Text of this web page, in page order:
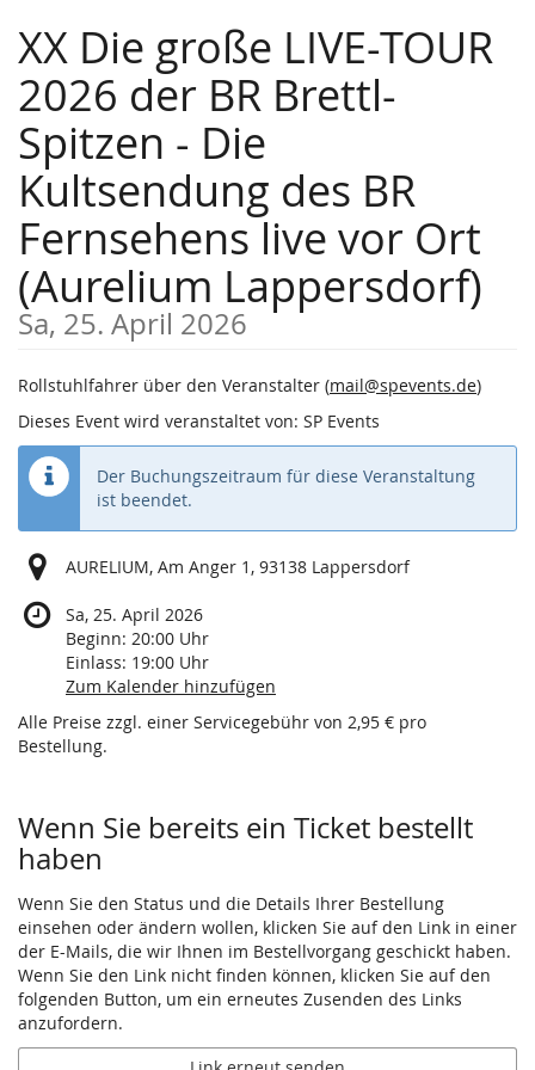
Haupt-
Inhalt
springen
XX Die große LIVE-TOUR
2026 der BR Brettl-
Spitzen - Die
Kultsendung des BR
Fernsehens live vor Ort
(Aurelium Lappersdorf)
Sa, 25. April 2026
Rollstuhlfahrer über den Veranstalter (mail@spevents.de)
Dieses Event wird veranstaltet von: SP Events
Der Buchungszeitraum für diese Veranstaltung
ist beendet.
AURELIUM, Am Anger 1, 93138 Lappersdorf
Sa, 25. April 2026
Beginn: 20:00 Uhr
Einlass: 19:00 Uhr
Zum Kalender hinzufügen
Alle Preise zzgl. einer Servicegebühr von 2,95 € pro
Bestellung.
Wenn Sie bereits ein Ticket bestellt
haben
Wenn Sie den Status und die Details Ihrer Bestellung
einsehen oder ändern wollen, klicken Sie auf den Link in einer
der E-Mails, die wir Ihnen im Bestellvorgang geschickt haben.
Wenn Sie den Link nicht finden können, klicken Sie auf den
folgenden Button, um ein erneutes Zusenden des Links
anzufordern.